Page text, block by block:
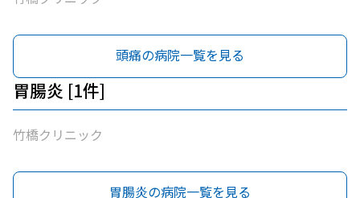
頭痛の病院一覧を見る
胃腸炎 [1件]
竹橋クリニック
胃腸炎の病院一覧を見る